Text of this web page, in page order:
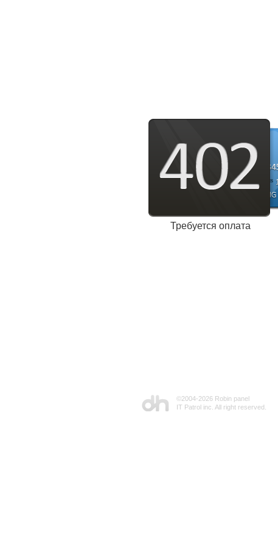
Требуется оплата
©2004-2026 Robin panel
IT Patrol inc. All right reserved.